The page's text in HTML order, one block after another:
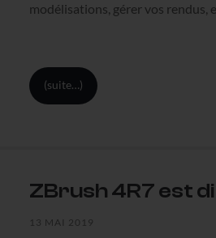
modélisations, gérer vos rendus,
(suite…)
ZBrush 4R7 est
13 MAI 2019